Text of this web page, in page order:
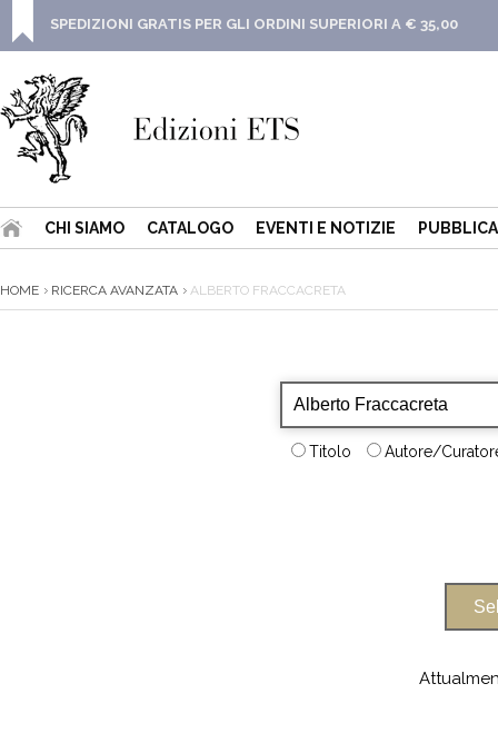
SPEDIZIONI GRATIS PER GLI ORDINI SUPERIORI A € 35,00
CHI SIAMO CATALOGO EVENTI E NOTIZIE
HOME RICERCA AVANZATA ALBERTO FRACCACRETA
Titolo Autore/